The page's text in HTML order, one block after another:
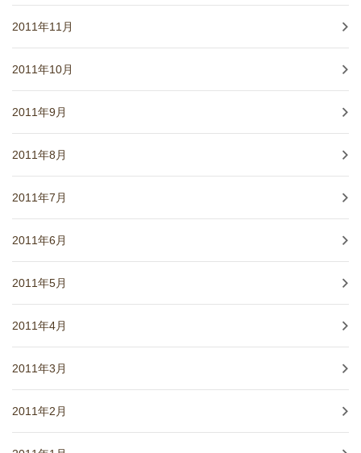
2011年11月
2011年10月
2011年9月
2011年8月
2011年7月
2011年6月
2011年5月
2011年4月
2011年3月
2011年2月